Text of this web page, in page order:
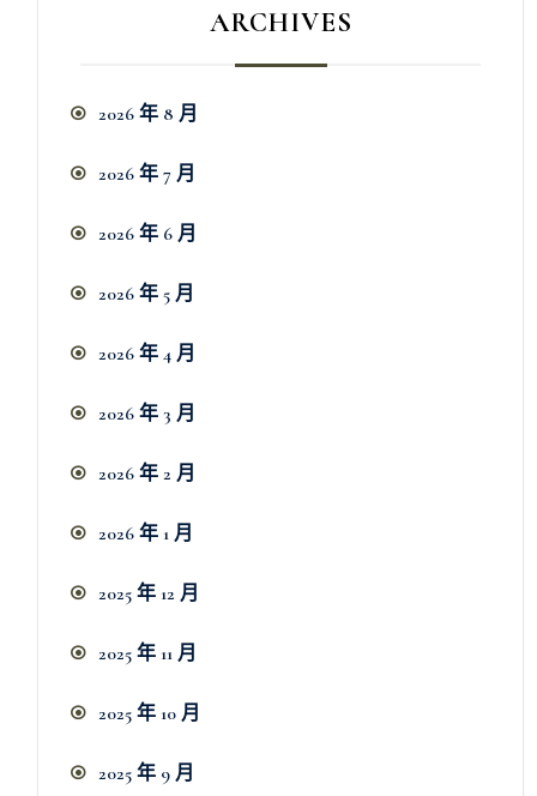
ARCHIVES
2026 年 8 月
2026 年 7 月
2026 年 6 月
2026 年 5 月
2026 年 4 月
2026 年 3 月
2026 年 2 月
2026 年 1 月
2025 年 12 月
2025 年 11 月
2025 年 10 月
2025 年 9 月